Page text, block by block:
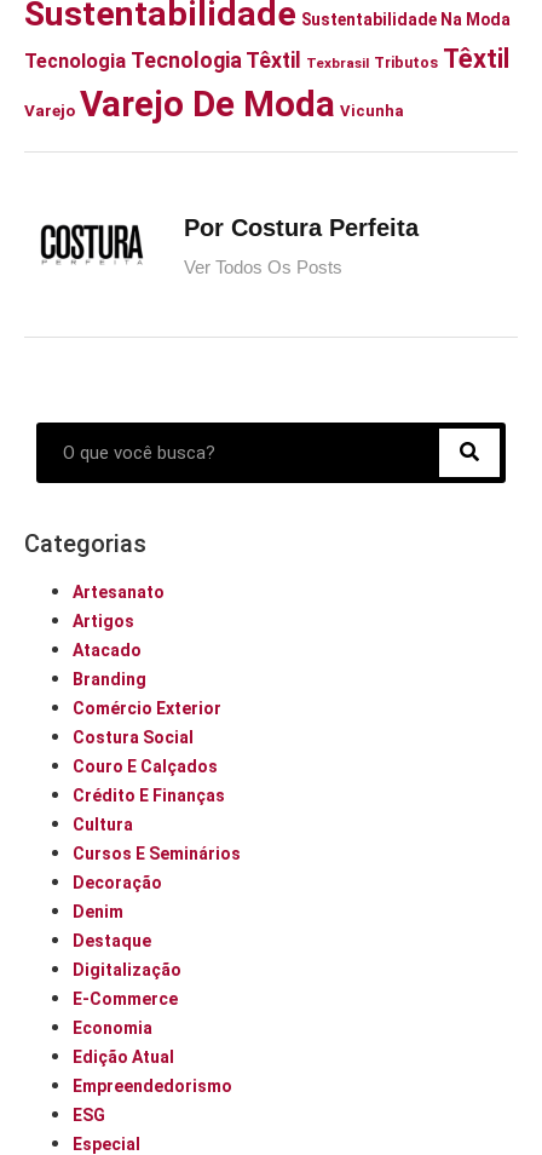
Sustentabilidade Sustentabilidade Na Moda
Tecnologia Tecnologia Têxtil Texbrasil Tributos Têxtil
Varejo Varejo De Moda Vicunha
Por Costura Perfeita
Ver Todos Os Posts
Categorias
Artesanato
Artigos
Atacado
Branding
Comércio Exterior
Costura Social
Couro E Calçados
Crédito E Finanças
Cultura
Cursos E Seminários
Decoração
Denim
Destaque
Digitalização
E-Commerce
Economia
Edição Atual
Empreendedorismo
ESG
Especial